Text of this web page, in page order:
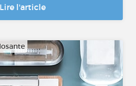
Lire l'article